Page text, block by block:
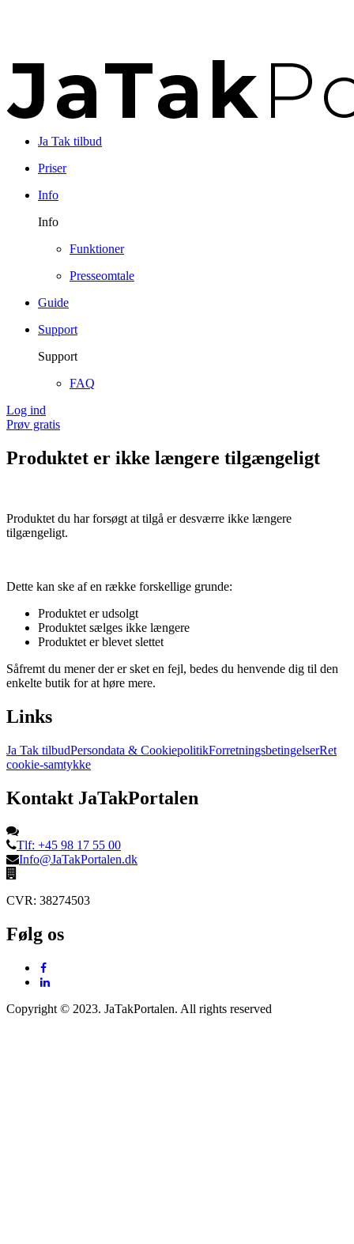
Ja Tak tilbud
Priser
Info
Info
Funktioner
Presseomtale
Guide
Support
Support
FAQ
Log ind
Prøv gratis
Produktet er ikke længere tilgængeligt
Produktet du har forsøgt at tilgå er desværre ikke længere
tilgængeligt.
Dette kan ske af en række forskellige grunde:
Produktet er udsolgt
Produktet sælges ikke længere
Produktet er blevet slettet
Såfremt du mener der er sket en fejl, bedes du henvende dig til den
enkelte butik for at høre mere.
Links
Ja Tak tilbudPersondata & CookiepolitikForretningsbetingelserRet
cookie-samtykke
Kontakt JaTakPortalen
Tlf: +45 98 17 55 00
Info@JaTakPortalen.dk
CVR: 38274503
Følg os
Copyright © 2023. JaTakPortalen. All rights reserved